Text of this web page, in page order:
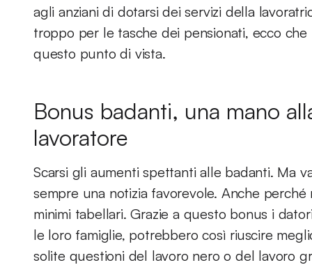
agli anziani di dotarsi dei servizi della
troppo per le tasche dei pensionati, ecco
questo punto di vista.
Bonus badanti, una mano
lavoratore
Scarsi gli aumenti spettanti alle badanti. Ma
sempre una notizia favorevole. Anche
minimi tabellari. Grazie a questo bonus i
le loro famiglie, potrebbero così riuscire
solite questioni del lavoro nero o del lavoro